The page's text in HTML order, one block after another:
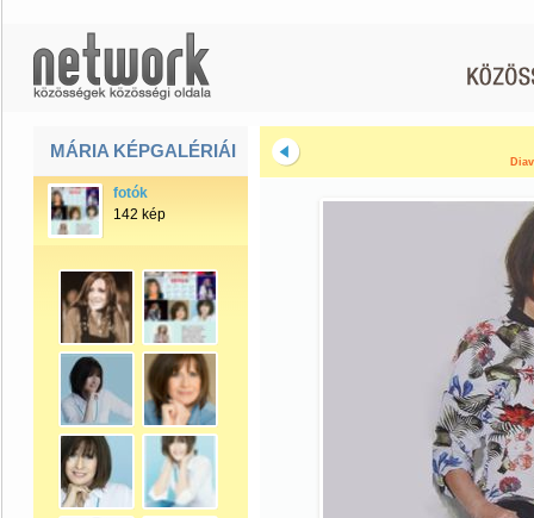
MÁRIA KÉPGALÉRIÁI
fotók
142 kép